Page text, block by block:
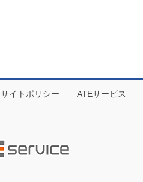
サイトポリシー ATEサービス